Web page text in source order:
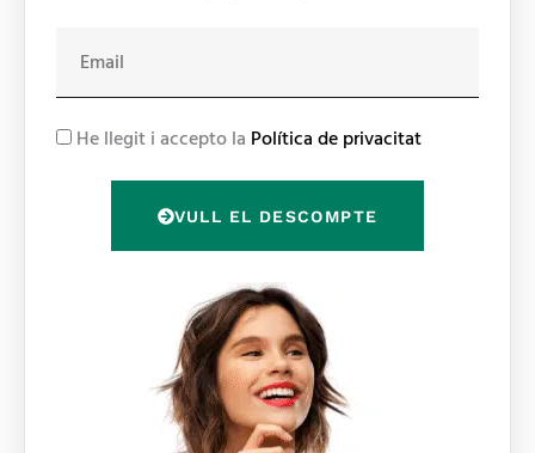
a
iR He llegit i accepto la Política de privacitat
VULL EL DESCOMPTE